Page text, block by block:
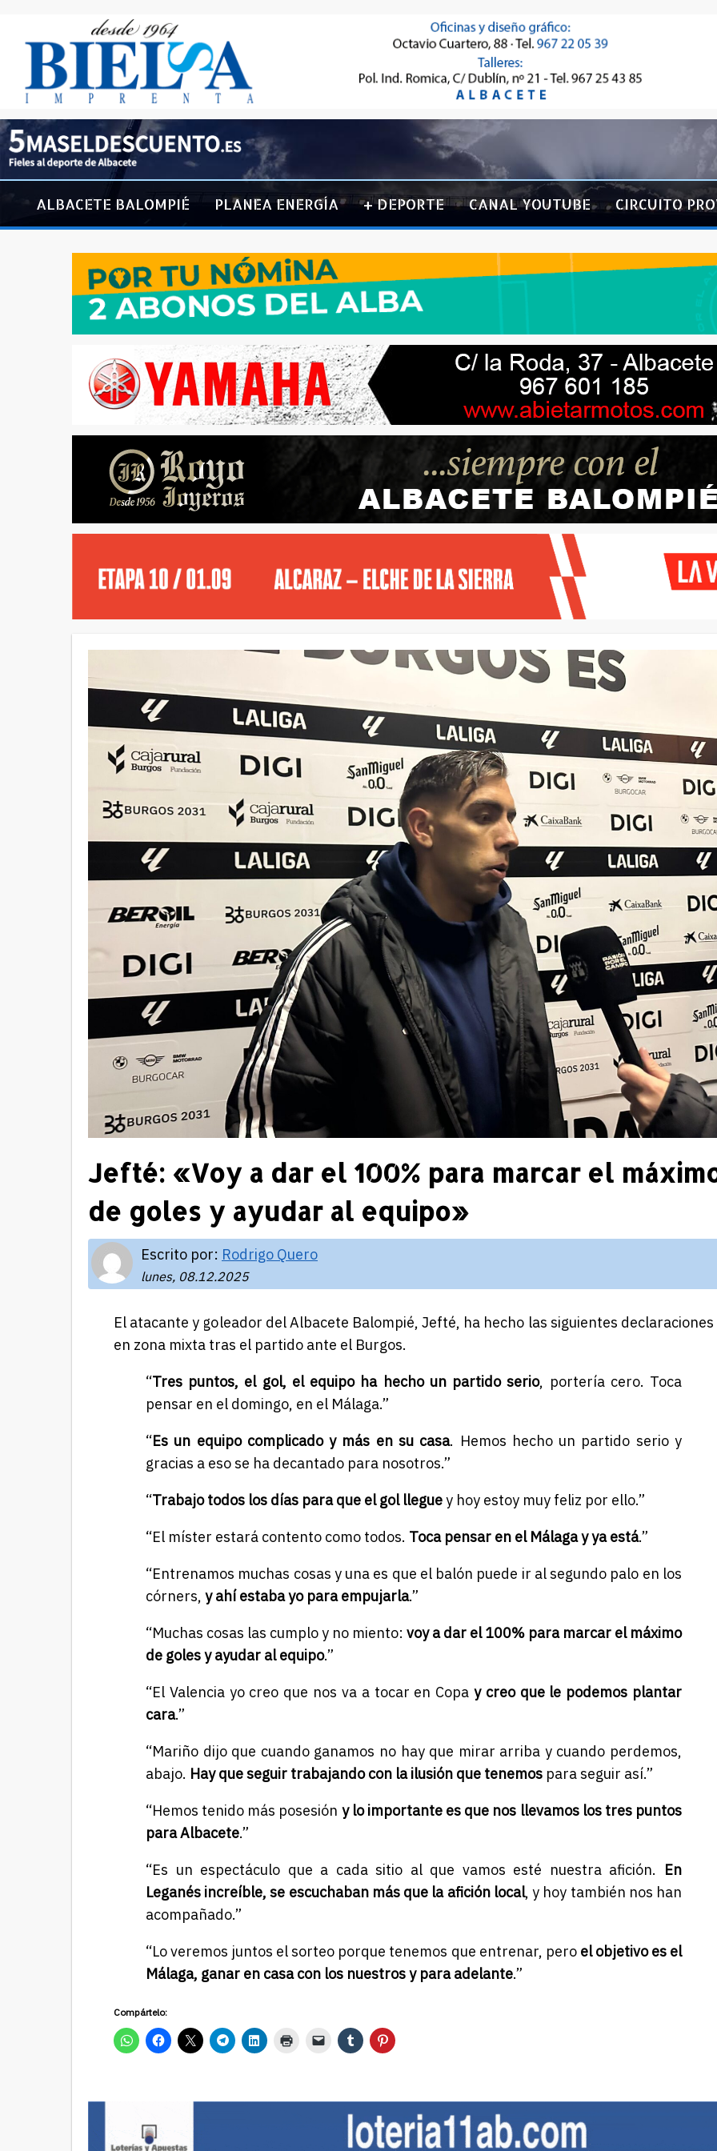
ALBACETE BALOMPIÉ PLANEA ENERGÍA + DEPORTE CANAL YOUTUBE CIRCUITO
Jefté: «Voy a dar el 100% para marcar el
de goles y ayudar al equipo»
Escrito por: Rodrigo Quero
lunes, 08.12.2025
El atacante y goleador del Albacete Balompié, Jefté, ha hecho las siguientes declaraciones
en zona mixta tras el partido ante el Burgos.
“Tres puntos, el gol, el equipo ha hecho un partido serio, portería cero. Toca
pensar en el domingo, en el Málaga.”
“Es un equipo complicado y más en su casa. Hemos hecho un partido serio y
gracias a eso se ha decantado para nosotros.”
“Trabajo todos los días para que el gol lleguey hoy estoy muy feliz por ello.”
“El míster estará contento como todos. Toca pensar en el Málaga y ya está.”
“Entrenamos muchas cosas y una es que el balón puede ir al segundo palo en los
córners, y ahí estaba yo para empujarla.”
“Muchas cosas las cumplo y no miento: voy a dar el 100% para marcar el máximo
de goles y ayudar al equipo.”
“El Valencia yo creo que nos va a tocar en Copa y creo que le podemos plantar
cara.”
“Mariño dijo que cuando ganamos no hay que mirar arriba y cuando perdemos,
abajo. Hay que seguir trabajando con la ilusión que tenemos para seguir así.”
“Hemos tenido más posesión y lo importante es que nos llevamos los tres puntos
para Albacete.”
“Es un espectáculo que a cada sitio al que vamos esté nuestra afición. En
Leganés increíble, se escuchaban más que la afición local, y hoy también nos han
acompañado.”
“Lo veremos juntos el sorteo porque tenemos que entrenar, pero el objetivo es el
Málaga, ganar en casa con los nuestros y para adelante.”
Compártelo: